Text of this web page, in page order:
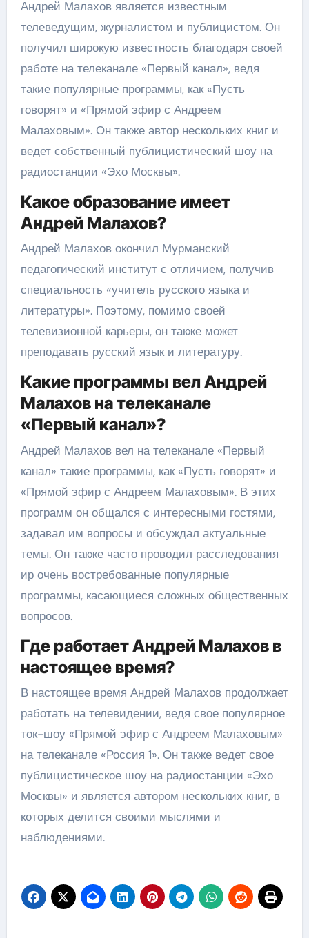
Андрей Малахов является известным
телеведущим, журналистом и публицистом. Он
получил широкую известность благодаря своей
работе на телеканале «Первый канал», ведя
такие популярные программы, как «Пусть
говорят» и «Прямой эфир с Андреем
Малаховым». Он также автор нескольких книг и
ведет собственный публицистический шоу на
радиостанции «Эхо Москвы».
Какое образование имеет
Андрей Малахов?
Андрей Малахов окончил Мурманский
педагогический институт с отличием, получив
специальность «учитель русского языка и
литературы». Поэтому, помимо своей
телевизионной карьеры, он также может
преподавать русский язык и литературу.
Какие программы вел Андрей
Малахов на телеканале
«Первый канал»?
Андрей Малахов вел на телеканале «Первый
канал» такие программы, как «Пусть говорят» и
«Прямой эфир с Андреем Малаховым». В этих
программ он общался с интересными гостями,
задавал им вопросы и обсуждал актуальные
темы. Он также часто проводил расследования
ир очень востребованные популярные
программы, касающиеся сложных общественных
вопросов.
Где работает Андрей Малахов в
настоящее время?
В настоящее время Андрей Малахов продолжает
работать на телевидении, ведя свое популярное
ток-шоу «Прямой эфир с Андреем Малаховым»
на телеканале «Россия 1». Он также ведет свое
публицистическое шоу на радиостанции «Эхо
Москвы» и является автором нескольких книг, в
которых делится своими мыслями и
наблюдениями.